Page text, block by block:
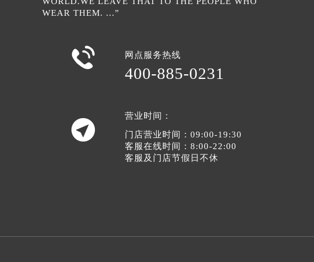
辽宁省铁岭市银州区南马路萧邦售后服务中心（需
辽宁省沈阳市沈河区中街路83号亨得利名表维修
北京市朝阳区建国门外大街甲6号华熙国际中心
内蒙古自治区阿拉善盟市左旗土尔扈特大街萧邦
内蒙古自治区巴彦淖尔市临河区新华街萧邦售后
内蒙古自治区包头市青山区幸福路甲3号王府井
内蒙古自治区乌兰察布市集宁区恩和大街萧邦售
WEAR THEM. ...”
 网点服务热线
400-885-0231

营业时间：
门店营业时间：09:00-19:30
客服在线时间：8:00-22:00
客服及门店节假日不休